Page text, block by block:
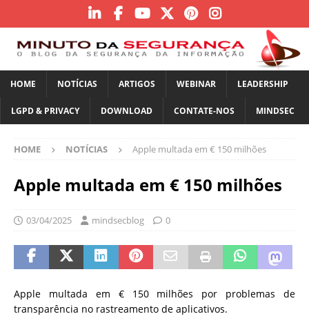
HOME NOTÍCIAS ARTIGOS WEBINAR LEADERSHIP
LGPD & PRIVACY DOWNLOAD CONTATE-NOS MINDSEC
HOME NOTÍCIAS Apple multada em € 150 milhões
Apple multada em € 150 milhões
03/04/2025 mindsecblog 0
Apple multada em € 150 milhões por problemas de
transparência no rastreamento de aplicativos.